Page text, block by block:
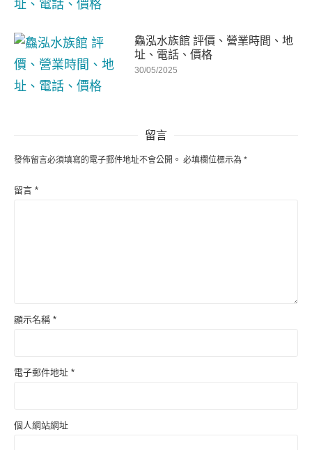
鱻泓水族館 評價、營業時間、地
址、電話、價格
30/05/2025
留言
發佈留言必須填寫的電子郵件地址不會公開。 必填欄位標示為 *
留言 *
顯示名稱 *
電子郵件地址 *
個人網站網址